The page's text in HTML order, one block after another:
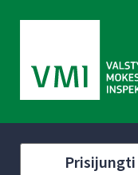
Prisijungti